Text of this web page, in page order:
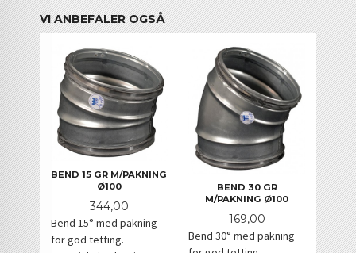
VI ANBEFALER OGSÅ
BEND 15 GR M/PAKNING
Ø100
Pris
344,00
Bend 15° med pakning
for god tetting.
BEND 30 GR
M/PAKNING Ø100
Pris
169,00
Bend 30° med pakning